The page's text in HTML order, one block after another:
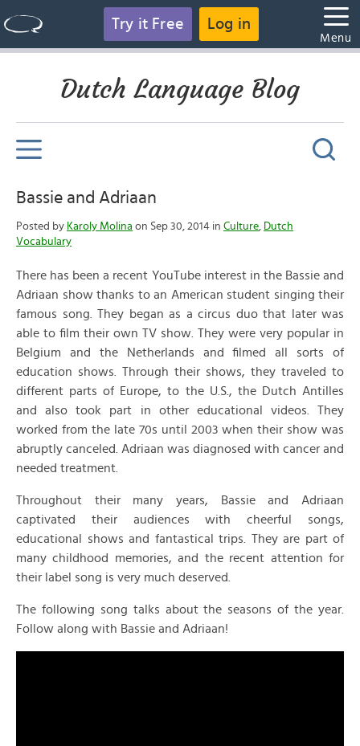
Try it Free Log in
Menu
Dutch Language Blog
Bassie and Adriaan
Posted by Karoly Molina on Sep 30, 2014 in Culture, Dutch
Vocabulary
There has been a recent YouTube interest in the Bassie and
Adriaan show thanks to an American student singing their
famous song. They began as a circus duo that later was
able to film their own TV show. They were very popular in
Belgium and the Netherlands and filmed all sorts of
education shows. Through their shows, they traveled to
different parts of Europe, to the U.S., the Dutch Antilles
and also took part in other educational videos. They
worked from the late 70s until 2003 when their show was
abruptly canceled. Adriaan was diagnosed with cancer and
needed treatment.
Throughout their many years, Bassie and Adriaan
captivated their audiences with cheerful songs,
educational shows and fantastical trips. They are part of
many childhood memories, and the recent attention for
their label song is very much deserved.
The following song talks about the seasons of the year.
Follow along with Bassie and Adriaan!